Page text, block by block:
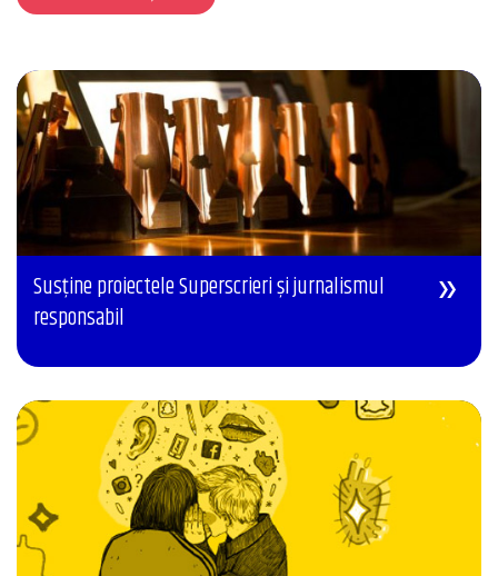
Susține proiectele Superscrieri și jurnalismul
responsabil